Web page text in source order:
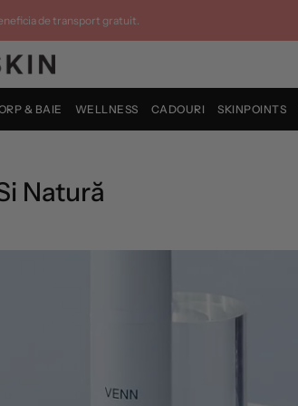
de transport gratuit.
& BAIE WELLNESS CADOURI SKINPOINTS
Natură